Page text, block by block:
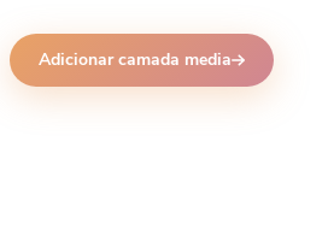
Adicionar camada media